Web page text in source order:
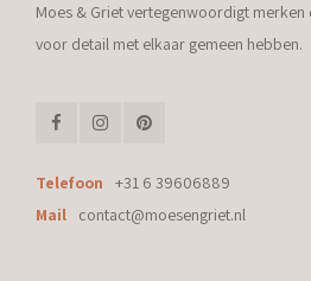
Moes & Griet vertegenwoordigt
voor detail met elkaar gemeen hebben.
Telefoon
+31 6 39606889
Mail
contact@moesengriet.nl